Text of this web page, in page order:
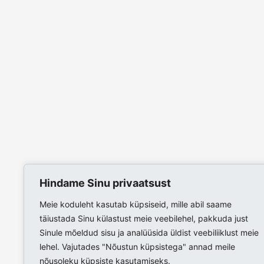
Hindame Sinu privaatsust
Meie koduleht kasutab küpsiseid, mille abil saame
täiustada Sinu külastust meie veebilehel, pakkuda just
Sinule mõeldud sisu ja analüüsida üldist veebiliiklust meie
lehel. Vajutades "Nõustun küpsistega" annad meile
nõusoleku küpsiste kasutamiseks.